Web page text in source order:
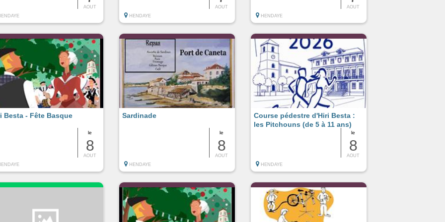
AOUT
AOUT
HENDAYE
AOUT
HENDAYE
le
8
AOUT
Besta - Fête Basque
le
8
AOUT
Sardinade
HENDAYE
le
8
AOUT
Course pédestre d'Hiri Besta :
les Pitchouns (de 5 à 11 ans)
HENDAYE